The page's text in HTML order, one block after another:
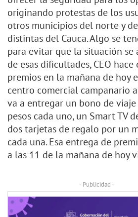
originando protestas de los
otros municipios del norte y
distintas del Cauca. Algo se
para evitar que la situación se
de esas dificultades, CEO
premios en la mañana de hoy
centro comercial campanario
va a entregar un bono de
pesos cada uno, un Smart TV
dos tarjetas de regalo por un
cada una. Esa entrega de
a las 11 de la mañana de hoy
- Publicidad -